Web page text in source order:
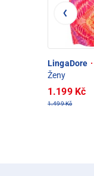
LingaDore ·
Ženy
1.199 Kč
1.499 Kč